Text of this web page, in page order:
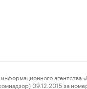
агентства
09.12.2015 за